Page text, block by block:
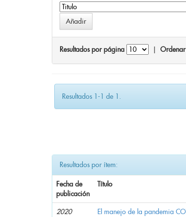
Resultados por página
Resultados 1-1 de 1.
Resultados por ítem:
Fecha de
publicación
Título
2020 El manejo de la pandemia